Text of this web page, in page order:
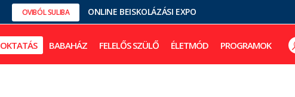
OVIBÓL SULIBA ONLINE BEISKOLÁZÁSI EXPO
OKTATÁS BABAHÁZ FELELŐS SZÜLŐ ÉLETMÓD PROGRAMOK